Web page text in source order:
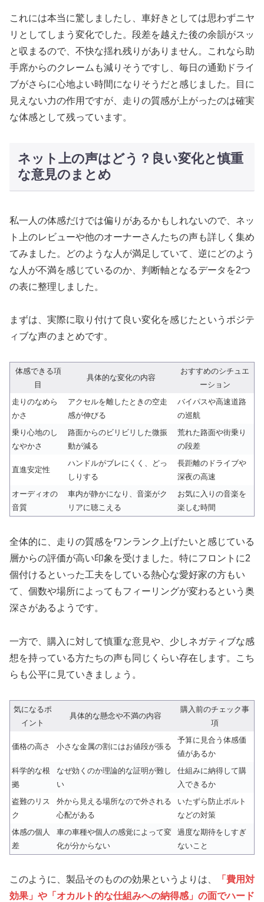
これには本当に驚しましたし、車好きとしては思わずニヤ
リとしてしまう変化でした。段差を越えた後の余韻がスッ
と収まるので、不快な揺れ残りがありません。これなら助
手席からのクレームも減りそうですし、毎日の通勤ドライ
ブがさらに心地よい時間になりそうだと感じました。目に
見えない力の作用ですが、走りの質感が上がったのは確実
な体感として残っています。
ネット上の声はどう？良い変化と慎重
な意見のまとめ
私一人の体感だけでは偏りがあるかもしれないので、ネッ
ト上のレビューや他のオーナーさんたちの声も詳しく集め
てみました。どのような人が満足していて、逆にどのよう
な人が不満を感じているのか、判断軸となるデータを2つ
の表に整理しました。
まずは、実際に取り付けて良い変化を感じたというポジテ
ィブな声のまとめです。
体感できる項
目
具体的な変化の内容
おすすめのシチュエ
ーション
走りのなめら
かさ
アクセルを離したときの空走
感が伸びる
バイパスや高速道路
の巡航
乗り心地のし
なやかさ
路面からのビリビリした微振
動が減る
荒れた路面や街乗り
の段差
直進安定性
ハンドルがブレにくく、どっ
しりする
長距離のドライブや
深夜の高速
オーディオの
音質
車内が静かになり、音楽がク
リアに聴こえる
お気に入りの音楽を
楽しむ時間
全体的に、走りの質感をワンランク上げたいと感じている
層からの評価が高い印象を受けました。特にフロントに2
個付けるといった工夫をしている熱心な愛好家の方もい
て、個数や場所によってもフィーリングが変わるという奥
深さがあるようです。
一方で、購入に対して慎重な意見や、少しネガティブな感
想を持っている方たちの声も同じくらい存在します。こち
らも公平に見ていきましょう。
気になるポ
イント
具体的な懸念や不満の内容
購入前のチェック事
項
価格の高さ 小さな金属の割にはお値段が張る
予算に見合う体感価
値があるか
科学的な根
拠
なぜ効くのか理論的な証明が難し
い
仕組みに納得して購
入できるか
盗難のリス
ク
外から見える場所なので外される
心配がある
いたずら防止ボルト
などの対策
体感の個人
差
車の車種や個人の感覚によって変
化が分からない
過度な期待をしすぎ
ないこと
このように、製品そのものの効果というよりは、
「費用対
効果」や「オカルト的な仕組みへの納得感」の面でハード